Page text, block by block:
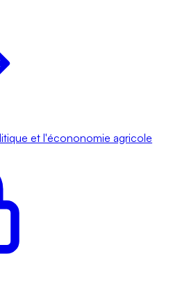
et l'écononomie agricole